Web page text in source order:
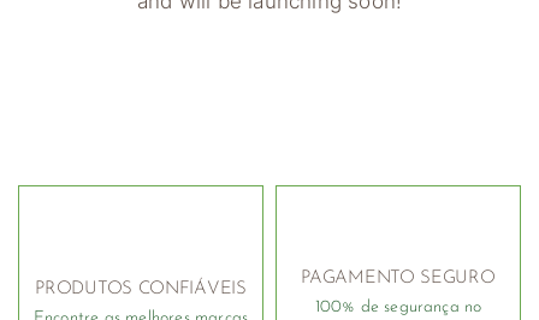
PRODUTOS CONFIÁVEIS
PAGAMENTO SEGURO
100% de segurança no